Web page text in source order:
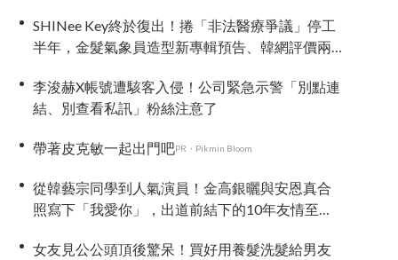
SHINee Key終於復出！捲「非法醫療爭議」停工
半年，金髮氣象員造型新專輯預告、韓網評價兩
李浚赫X帳號遭駭客入侵！公司緊急示警「別點連
結、別查看私訊」粉絲注意了
帶著皮克敏一起出門吧PR・Pikmin Bloom
從韓藝宗同學到人氣演員！金高銀曬與安恩真合
照寫下「我愛你」，出道前結下的10年友情至今
女友見公公頭頂後驚呆！買好用養髮洗髮給男友